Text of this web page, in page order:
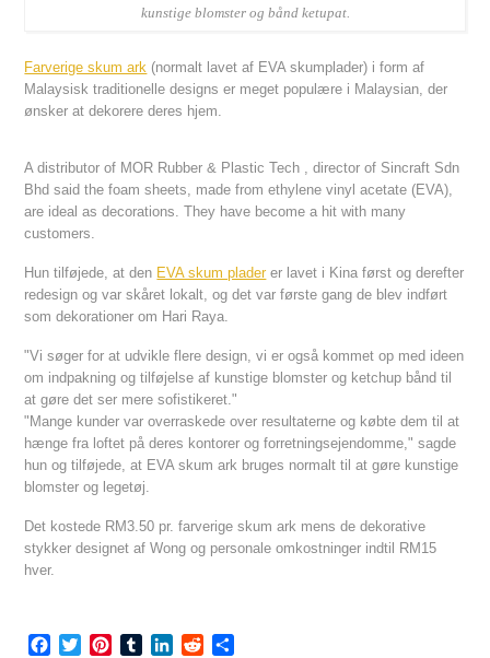
kunstige blomster og bånd ketupat.
Farverige skum ark (normalt lavet af EVA skumplader) i form af
Malaysisk traditionelle designs er meget populære i Malaysian, der
ønsker at dekorere deres hjem.
A distributor of MOR Rubber & Plastic Tech , director of Sincraft Sdn
Bhd said the foam sheets, made from ethylene vinyl acetate (EVA),
are ideal as decorations. They have become a hit with many
customers.
Hun tilføjede, at den EVA skum plader er lavet i Kina først og derefter
redesign og var skåret lokalt, og det var første gang de blev indført
som dekorationer om Hari Raya.
"Vi søger for at udvikle flere design, vi er også kommet op med ideen
om indpakning og tilføjelse af kunstige blomster og ketchup bånd til
at gøre det ser mere sofistikeret."
"Mange kunder var overraskede over resultaterne og købte dem til at
hænge fra loftet på deres kontorer og forretningsejendomme," sagde
hun og tilføjede, at EVA skum ark bruges normalt til at gøre kunstige
blomster og legetøj.
Det kostede RM3.50 pr. farverige skum ark mens de dekorative
stykker designet af Wong og personale omkostninger indtil RM15
hver.
Facebook
TwitterPinterestTumblrLinkedInReddit